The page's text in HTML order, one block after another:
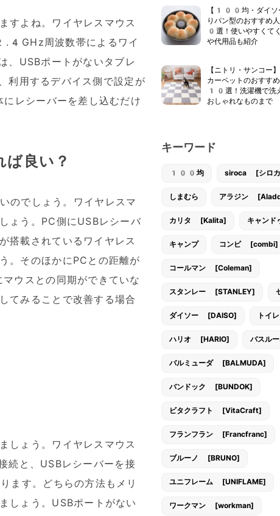
すよね。ワイヤレスマウス
周波数帯によるワイ
、USBポートがないタブレ
利用するデバイス側で設定が
レシーバーを差し込むだけ
良い？
のでしょう。ワイヤレスマ
ょう。PC側にUSBレシーバ
搭載されているワイヤレス
。そのほかにPCとの距離が
ウスとの同期ができていな
てみることで改善する場合
しょう。ワイヤレスマウス
続と、USBレシーバーを接
す。どちらの方法もメリ
しょう。USBポートがない
【100均・ダイソ
りパン型のおすすめ
0選！使いやすくて
や代用品も紹介
【ニトリ・サンコー
カーペットのおすす
10選！洗濯機で洗
おしゃれなものまで
キーワード
100均 siroca [シロ
しまむら アラジン
カリタ [Kalita] キャン
キャンプ コンビ [combi]
コールマン [Coleman]
スタンレー [STANLEY]
ダイソー [DAISO] トイ
ハリオ [HARIO] バスル
バルミューダ [BALMUDA]
バンドック [BUNDOK]
ビタクラフト [VitaCraft]
フランフラン [Francfranc]
ブルーノ [BRUNO]
ユニフレーム [UNIFLAME]
ワークマン [workman]